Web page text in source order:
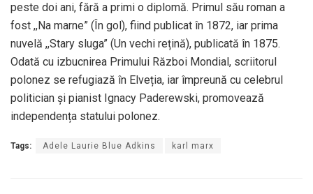
peste doi ani, fără a primi o diplomă. Primul său roman a
fost ,,Na marne” (În gol), fiind publicat în 1872, iar prima
nuvelă ,,Stary sluga” (Un vechi rețină), publicată în 1875.
Odată cu izbucnirea Primului Război Mondial, scriitorul
polonez se refugiază în Elveția, iar împreună cu celebrul
politician și pianist Ignacy Paderewski, promovează
independența statului polonez.
Tags: Adele Laurie Blue Adkins karl marx